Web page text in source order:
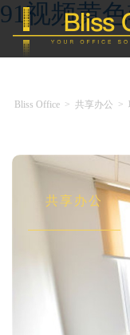
91视频黄
共享办公
Bliss Office > 共享办公 >